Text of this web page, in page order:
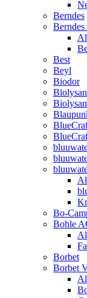
Berndes
Best
Beyl
Biodor
Biolysan
Biolysan
Bo-
Bohle
Borbet
Borbet